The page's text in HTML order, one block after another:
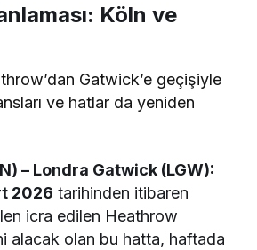
Köln ve
Gatwick’e geçişiyle
ve hatlar da yeniden
– Londra Gatwick (LGW):
2026 tarihinden itibaren
icra edilen Heathrow
alacak olan bu hatta, haftada